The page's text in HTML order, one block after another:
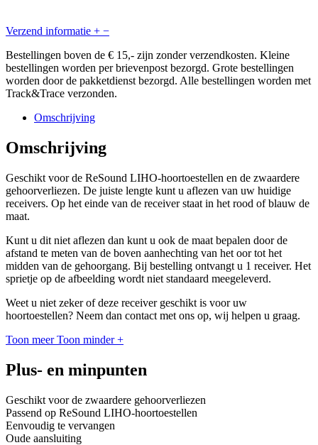
Verzend informatie + −
Bestellingen boven de € 15,- zijn zonder verzendkosten. Kleine
bestellingen worden per brievenpost bezorgd. Grote bestellingen
worden door de pakketdienst bezorgd. Alle bestellingen worden met
Track&Trace verzonden.
Omschrijving
Omschrijving
Geschikt voor de ReSound LIHO-hoortoestellen en de zwaardere
gehoorverliezen. De juiste lengte kunt u aflezen van uw huidige
receivers. Op het einde van de receiver staat in het rood of blauw de
maat.
Kunt u dit niet aflezen dan kunt u ook de maat bepalen door de
afstand te meten van de boven aanhechting van het oor tot het
midden van de gehoorgang. Bij bestelling ontvangt u 1 receiver. Het
sprietje op de afbeelding wordt niet standaard meegeleverd.
Weet u niet zeker of deze receiver geschikt is voor uw
hoortoestellen? Neem dan contact met ons op, wij helpen u graag.
Toon meer Toon minder +
Plus- en minpunten
Geschikt voor de zwaardere gehoorverliezen
Passend op ReSound LIHO-hoortoestellen
Eenvoudig te vervangen
Oude aansluiting